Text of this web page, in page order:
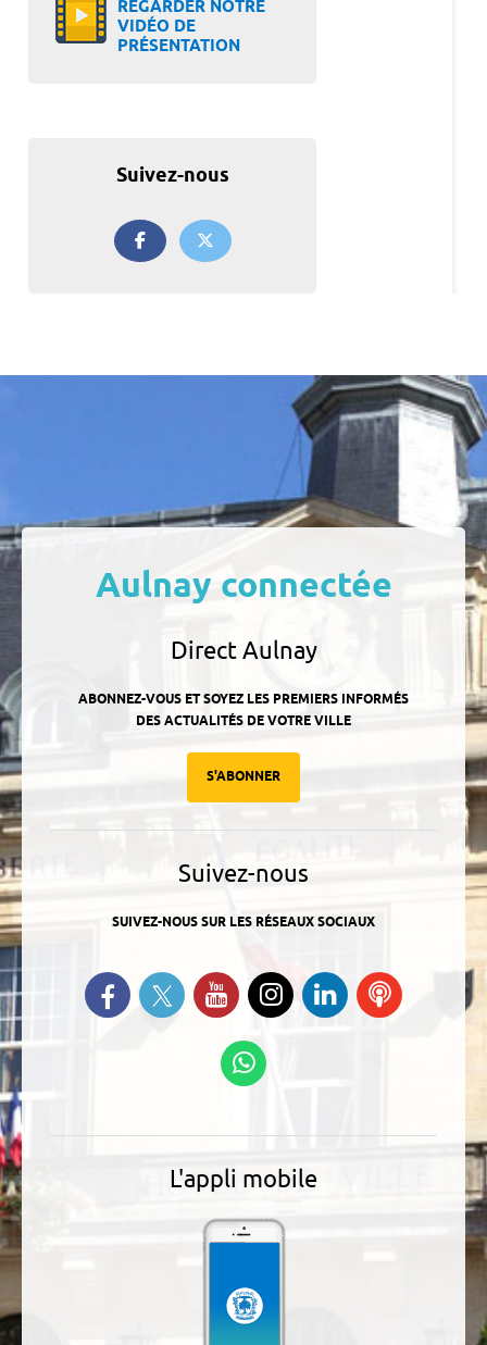
REGARDER NOTRE
VIDÉO DE
PRÉSENTATION
Suivez-nous
Aulnay connectée
Direct Aulnay
ABONNEZ-VOUS ET SOYEZ LES PREMIERS INFORMÉS
DES ACTUALITÉS DE VOTRE VILLE
S'ABONNER
Suivez-nous
SUIVEZ-NOUS SUR LES RÉSEAUX SOCIAUX
Retrouvez-nous sur Facebook
Suivez-nous sur Twitter
Suivez-nous sur YouTube
Suivez-nous sur
Instagram
Retrouvez-
nous sur
Ecoutez
L'appli mobile